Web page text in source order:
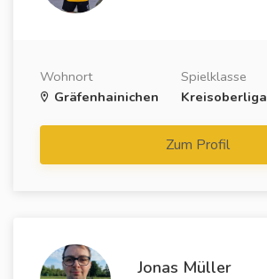
Wohnort
Gräfenhainichen
Spielklasse
Kreisoberliga
Zum Profil
Jonas Müller